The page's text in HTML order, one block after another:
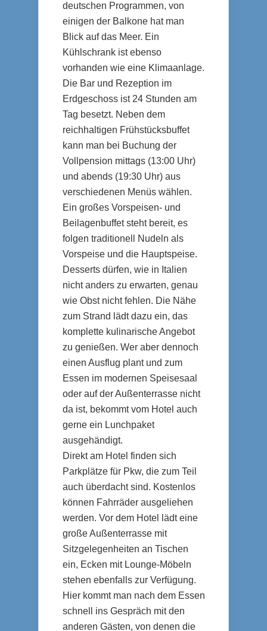
deutschen Programmen, von
einigen der Balkone hat man
Blick auf das Meer. Ein
Kühlschrank ist ebenso
vorhanden wie eine Klimaanlage.
Die Bar und Rezeption im
Erdgeschoss ist 24 Stunden am
Tag besetzt. Neben dem
reichhaltigen Frühstücksbuffet
kann man bei Buchung der
Vollpension mittags (13:00 Uhr)
und abends (19:30 Uhr) aus
verschiedenen Menüs wählen.
Ein großes Vorspeisen- und
Beilagenbuffet steht bereit, es
folgen traditionell Nudeln als
Vorspeise und die Hauptspeise.
Desserts dürfen, wie in Italien
nicht anders zu erwarten, genau
wie Obst nicht fehlen. Die Nähe
zum Strand lädt dazu ein, das
komplette kulinarische Angebot
zu genießen. Wer aber dennoch
einen Ausflug plant und zum
Essen im modernen Speisesaal
oder auf der Außenterrasse nicht
da ist, bekommt vom Hotel auch
gerne ein Lunchpaket
ausgehändigt.
Direkt am Hotel finden sich
Parkplätze für Pkw, die zum Teil
auch überdacht sind. Kostenlos
können Fahrräder ausgeliehen
werden. Vor dem Hotel lädt eine
große Außenterrasse mit
Sitzgelegenheiten an Tischen
ein, Ecken mit Lounge-Möbeln
stehen ebenfalls zur Verfügung.
Hier kommt man nach dem Essen
schnell ins Gespräch mit den
anderen Gästen, von denen die